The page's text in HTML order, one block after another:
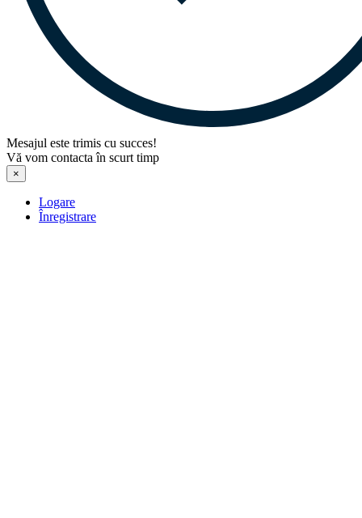
Mesajul este trimis cu succes!
Vă vom contacta în scurt timp
×
Logare
Înregistrare